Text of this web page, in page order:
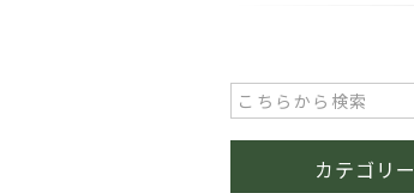
カテゴリー